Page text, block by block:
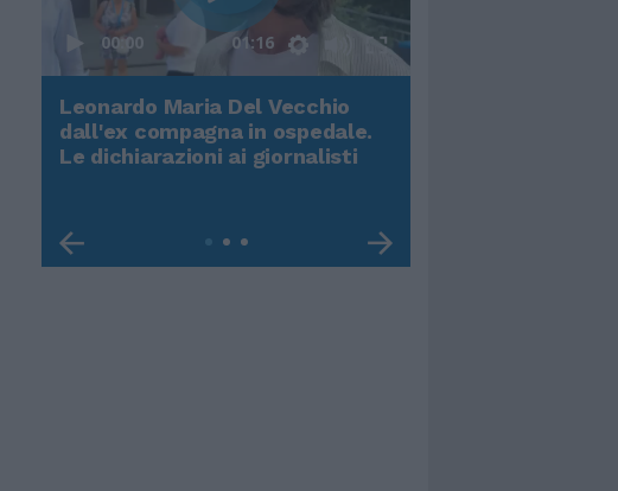
00:00 01:16
Leonardo Maria Del Vecchio
dall'ex compagna in ospedale.
Le dichiarazioni ai giornalisti